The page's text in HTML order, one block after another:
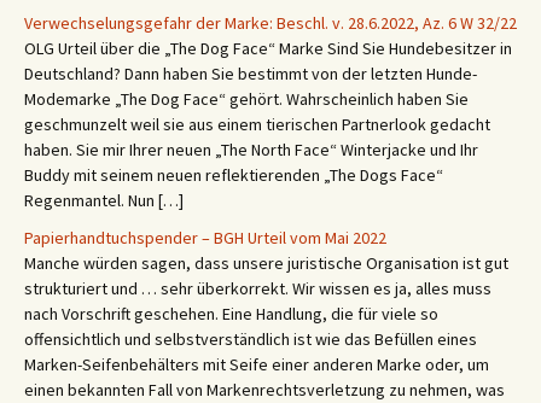
Verwechselungsgefahr der Marke: Beschl. v. 28.6.2022, Az. 6 W 32/22
OLG Urteil über die „The Dog Face“ Marke Sind Sie Hundebesitzer in
Deutschland? Dann haben Sie bestimmt von der letzten Hunde-
Modemarke „The Dog Face“ gehört. Wahrscheinlich haben Sie
geschmunzelt weil sie aus einem tierischen Partnerlook gedacht
haben. Sie mir Ihrer neuen „The North Face“ Winterjacke und Ihr
Buddy mit seinem neuen reflektierenden „The Dogs Face“
Regenmantel. Nun […]
Papierhandtuchspender – BGH Urteil vom Mai 2022
Manche würden sagen, dass unsere juristische Organisation ist gut
strukturiert und … sehr überkorrekt. Wir wissen es ja, alles muss
nach Vorschrift geschehen. Eine Handlung, die für viele so
offensichtlich und selbstverständlich ist wie das Befüllen eines
Marken-Seifenbehälters mit Seife einer anderen Marke oder, um
einen bekannten Fall von Markenrechtsverletzung zu nehmen, was